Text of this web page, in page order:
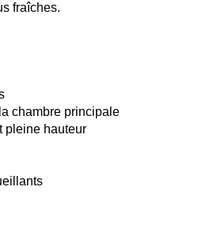
fraîches.
chambre principale
pleine hauteur